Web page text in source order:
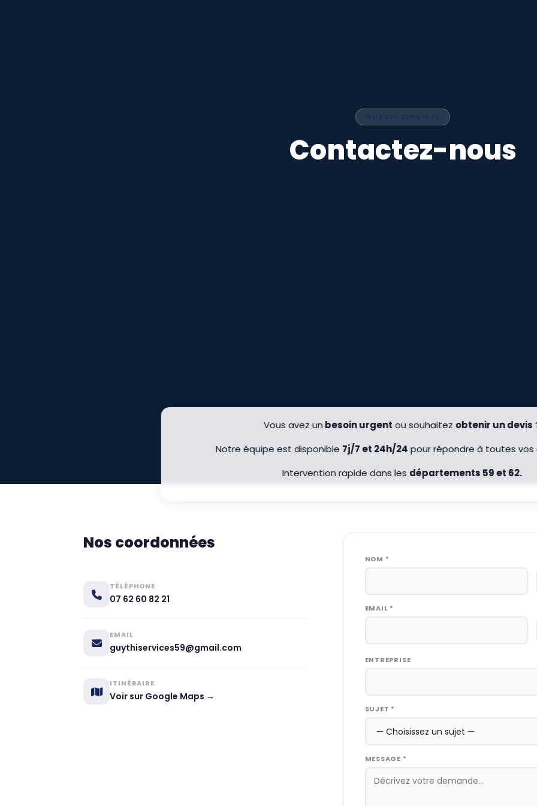
Contactez-nous
Vous avez unbesoin urgent ou souhaitez obtenir un devis
Notre équipe est disponible 7j/7 et 24h/24 pour répondre à toutes vos
Intervention rapide dans les départements 59 et 62.
Nos coordonnées
TÉLÉPHONE
07 62 60 82 21
EMAIL
guythiservices59@gmail.com
ITINÉRAIRE
Voir sur Google Maps →
NOM *
EMAIL *
ENTREPRISE
SUJET *
MESSAGE *